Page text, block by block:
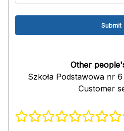
Other
Szkoła Podstawowa nr
Customer